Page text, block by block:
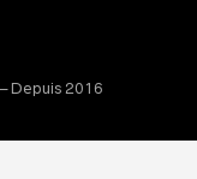
Depuis 2016